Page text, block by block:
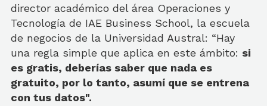
director académico del área Operaciones y
Tecnología de IAE Business School, la escuela
de negocios de la Universidad Austral: “Hay
una regla simple que aplica en este ámbito: si
es gratis, deberías saber que nada es
gratuito, por lo tanto, asumí que se entrena
con tus datos".